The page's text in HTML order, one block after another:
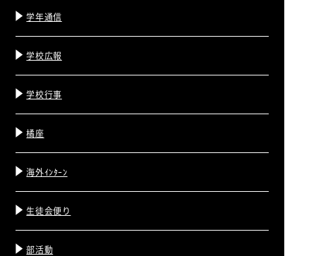
学年通信
学校広報
学校行事
橘座
海外ｲﾝﾀｰﾝ
生徒会便り
部活動